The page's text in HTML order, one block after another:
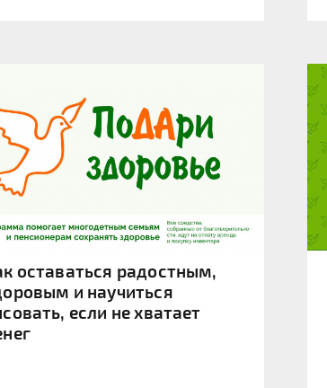
оставаться радостным,
и научиться
если не хватает